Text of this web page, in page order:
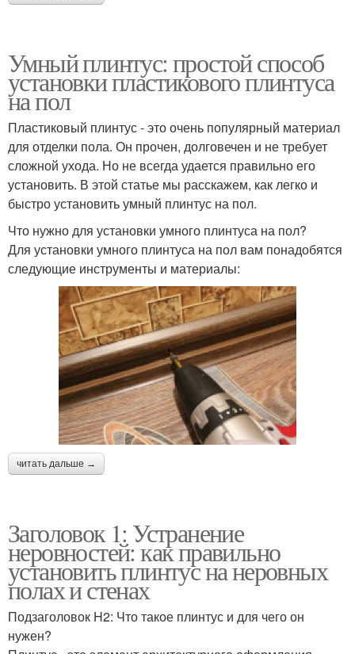
Умный плинтус: простой способ
установки пластикового плинтуса
на пол
Пластиковый плинтус - это очень популярный материал
для отделки пола. Он прочен, долговечен и не требует
сложной ухода. Но не всегда удается правильно его
установить. В этой статье мы расскажем, как легко и
быстро установить умный плинтус на пол.
Что нужно для установки умного плинтуса на пол?
Для установки умного плинтуса на пол вам понадобятся
следующие инструменты и материалы:
читать дальше →
Заголовок 1: Устранение
неровностей: как правильно
установить плинтус на неровных
полах и стенах
Подзаголовок H2: Что такое плинтус и для чего он
нужен?